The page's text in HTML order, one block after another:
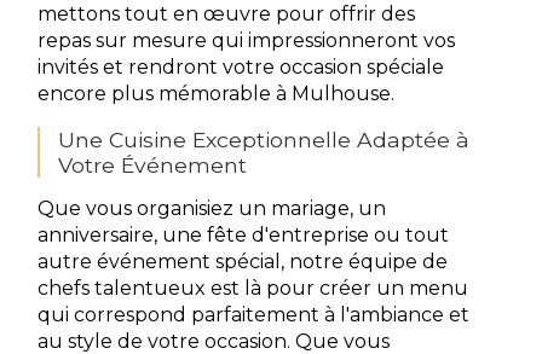
mettons tout en œuvre pour offrir des
repas sur mesure qui impressionneront vos
invités et rendront votre occasion spéciale
encore plus mémorable à Mulhouse.
Une Cuisine Exceptionnelle Adaptée à
Votre Événement
Que vous organisiez un mariage, un
anniversaire, une fête d'entreprise ou tout
autre événement spécial, notre équipe de
chefs talentueux est là pour créer un menu
qui correspond parfaitement à l'ambiance et
au style de votre occasion. Que vous